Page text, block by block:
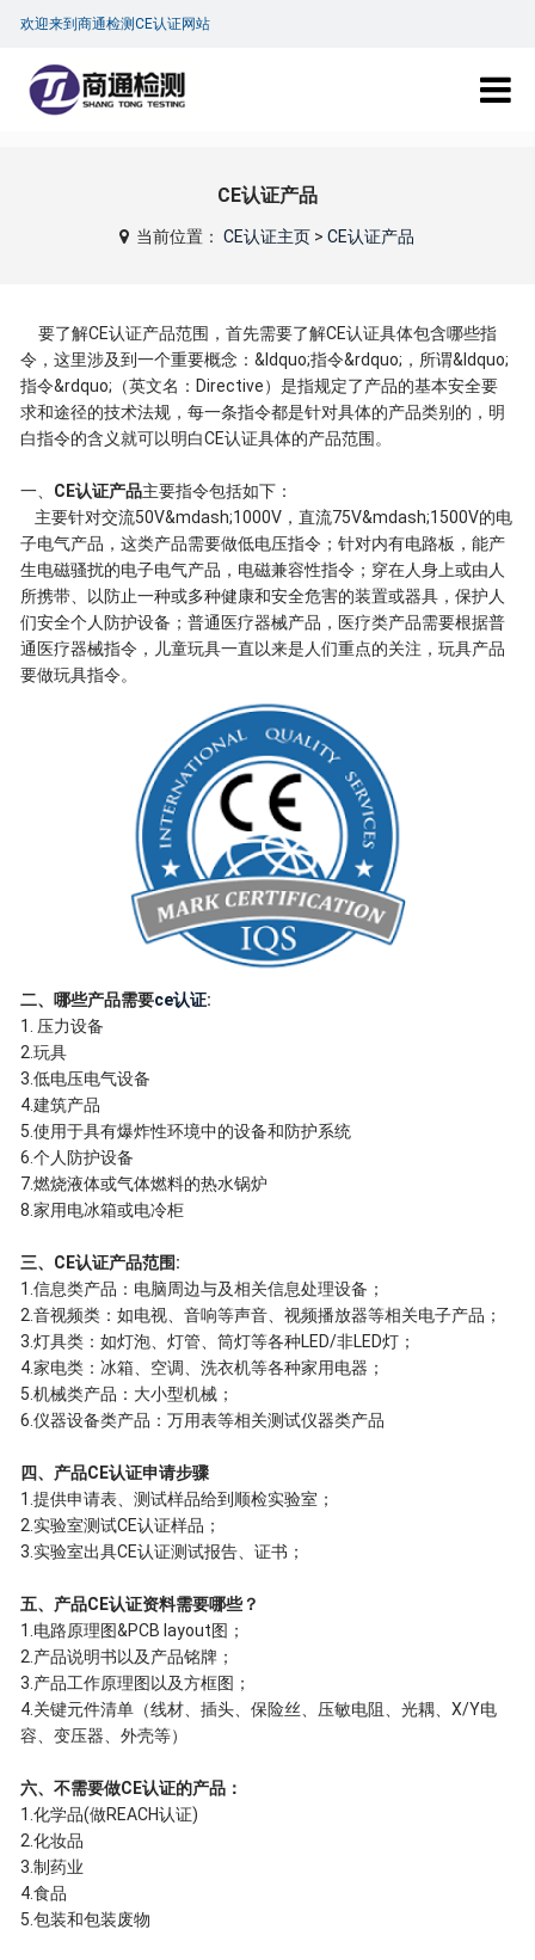
欢迎来到商通检测CE认证网站
CE认证产品
当前位置：CE认证主页 >CE认证产品
要了解CE认证产品范围，首先需要了解CE认证具体包含哪些指
令，这里涉及到一个重要概念：&ldquo;指令&rdquo;，所谓&ldquo;
指令&rdquo;（英文名：Directive）是指规定了产品的基本安全要
求和途径的技术法规，每一条指令都是针对具体的产品类别的，明
白指令的含义就可以明白CE认证具体的产品范围。
一、 CE认证产品主要指令包括如下：
主要针对交流50V&mdash;1000V，直流75V&mdash;1500V的电
子电气产品，这类产品需要做低电压指令；针对内有电路板，能产
生电磁骚扰的电子电气产品，电磁兼容性指令；穿在人身上或由人
所携带、以防止一种或多种健康和安全危害的装置或器具，保护人
们安全个人防护设备；普通医疗器械产品，医疗类产品需要根据普
通医疗器械指令，儿童玩具一直以来是人们重点的关注，玩具产品
要做玩具指令。
二、哪些产品需要ce认证:
1. 压力设备
2.玩具
3.低电压电气设备
4.建筑产品
5.使用于具有爆炸性环境中的设备和防护系统
6.个人防护设备
7.燃烧液体或气体燃料的热水锅炉
8.家用电冰箱或电冷柜
三、CE认证产品范围:
1.信息类产品：电脑周边与及相关信息处理设备；
2.音视频类：如电视、音响等声音、视频播放器等相关电子产品；
3.灯具类：如灯泡、灯管、筒灯等各种LED/非LED灯；
4.家电类：冰箱、空调、洗衣机等各种家用电器；
5.机械类产品：大小型机械；
6.仪器设备类产品：万用表等相关测试仪器类产品
四、产品CE认证申请步骤
1.提供申请表、测试样品给到顺检实验室；
2.实验室测试CE认证样品；
3.实验室出具CE认证测试报告、证书；
五、产品CE认证资料需要哪些？
1.电路原理图&PCB layout图；
2.产品说明书以及产品铭牌；
3.产品工作原理图以及方框图；
4.关键元件清单（线材、插头、保险丝、压敏电阻、光耦、X/Y电
容、变压器、外壳等）
六、不需要做CE认证的产品：
1.化学品(做REACH认证)
2.化妆品
3.制药业
4.食品
5.包装和包装废物